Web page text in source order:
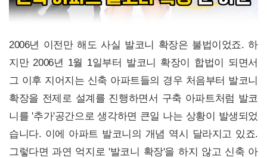
2006년 이전만 해도 사실 발코니 확장은 불법이었죠. 하
지만 2006년 1월 1일부터 발코니 확장이 합법이 되면서
그 이후 지어지는 신축 아파트들의 경우 처음부터 발코니
확장을 전제로 설계를 진행하면서 구축 아파트처럼 발코
니를 '추가'공간으로 생각하면 큰일 나는 상황이 발생되었
습니다. 이에 아파트 발코니의 개념 역시 달라지고 있죠.
그렇다면 과연 억지로 '발코니 확장'을 하지 않고 신축 아